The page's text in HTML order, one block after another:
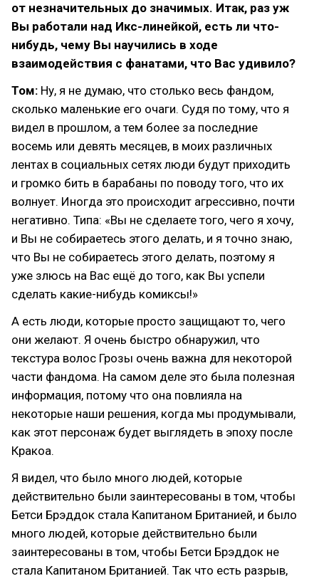
от незначительных до значимых. Итак, раз уж
Вы работали над Икс-линейкой, есть ли что-
нибудь, чему Вы научились в ходе
взаимодействия с фанатами, что Вас удивило?
Том: Ну, я не думаю, что столько весь фандом,
сколько маленькие его очаги. Судя по тому, что я
видел в прошлом, а тем более за последние
восемь или девять месяцев, в моих различных
лентах в социальных сетях люди будут приходить
и громко бить в барабаны по поводу того, что их
волнует. Иногда это происходит агрессивно, почти
негативно. Типа: «Вы не сделаете того, чего я хочу,
и Вы не собираетесь этого делать, и я точно знаю,
что Вы не собираетесь этого делать, поэтому я
уже злюсь на Вас ещё до того, как Вы успели
сделать какие-нибудь комиксы!»
А есть люди, которые просто защищают то, чего
они желают. Я очень быстро обнаружил, что
текстура волос Грозы очень важна для некоторой
части фандома. На самом деле это была полезная
информация, потому что она повлияла на
некоторые наши решения, когда мы продумывали,
как этот персонаж будет выглядеть в эпоху после
Кракоа.
Я видел, что было много людей, которые
действительно были заинтересованы в том, чтобы
Бетси Брэддок стала Капитаном Британией, и было
много людей, которые действительно были
заинтересованы в том, чтобы Бетси Брэддок не
стала Капитаном Британией. Так что есть разрыв,